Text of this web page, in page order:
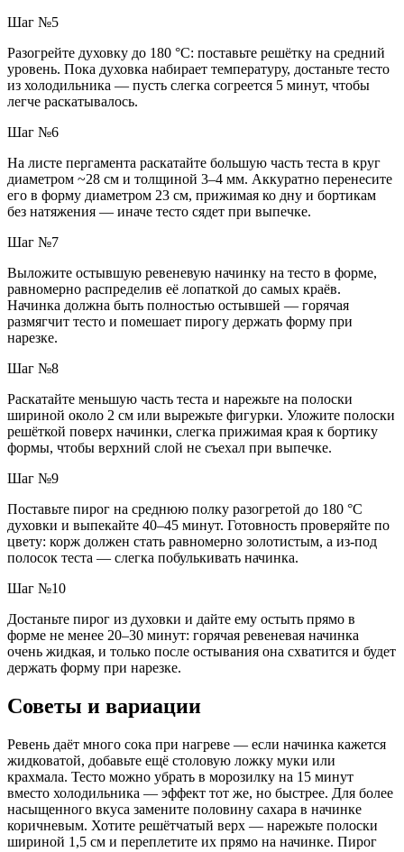
Шаг №5
Разогрейте духовку до 180 °C: поставьте решётку на средний
уровень. Пока духовка набирает температуру, достаньте тесто
из холодильника — пусть слегка согреется 5 минут, чтобы
легче раскатывалось.
Шаг №6
На листе пергамента раскатайте большую часть теста в круг
диаметром ~28 см и толщиной 3–4 мм. Аккуратно перенесите
его в форму диаметром 23 см, прижимая ко дну и бортикам
без натяжения — иначе тесто сядет при выпечке.
Шаг №7
Выложите остывшую ревеневую начинку на тесто в форме,
равномерно распределив её лопаткой до самых краёв.
Начинка должна быть полностью остывшей — горячая
размягчит тесто и помешает пирогу держать форму при
нарезке.
Шаг №8
Раскатайте меньшую часть теста и нарежьте на полоски
шириной около 2 см или вырежьте фигурки. Уложите полоски
решёткой поверх начинки, слегка прижимая края к бортику
формы, чтобы верхний слой не съехал при выпечке.
Шаг №9
Поставьте пирог на среднюю полку разогретой до 180 °C
духовки и выпекайте 40–45 минут. Готовность проверяйте по
цвету: корж должен стать равномерно золотистым, а из-под
полосок теста — слегка побулькивать начинка.
Шаг №10
Достаньте пирог из духовки и дайте ему остыть прямо в
форме не менее 20–30 минут: горячая ревеневая начинка
очень жидкая, и только после остывания она схватится и будет
держать форму при нарезке.
Советы и вариации
Ревень даёт много сока при нагреве — если начинка кажется
жидковатой, добавьте ещё столовую ложку муки или
крахмала. Тесто можно убрать в морозилку на 15 минут
вместо холодильника — эффект тот же, но быстрее. Для более
насыщенного вкуса замените половину сахара в начинке
коричневым. Хотите решётчатый верх — нарежьте полоски
шириной 1,5 см и переплетите их прямо на начинке. Пирог